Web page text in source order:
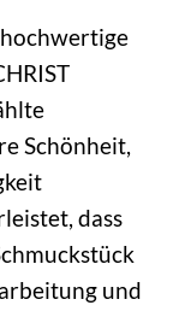
hochwertige
Schönheit,
dass
und